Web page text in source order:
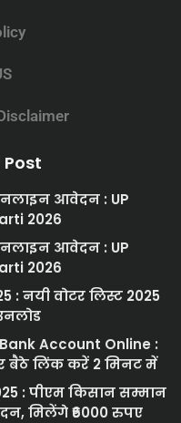
आवेदन : UP
2026
आवेदन : UP
2026
: नयी वोटर लिस्ट 2025
Account Online :
बैठे लिंक करें 2 मिनट में
: पीएम किसान सम्मान
मिलेंगे ₹6000 रुपए